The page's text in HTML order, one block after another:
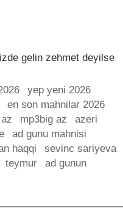
gelin zehmet deyilse
yep yeni 2026
en son mahnilar 2026
mp3big az
azeri
ad gunu mahnisi
haqqi
sevinc sariyeva
teymur
ad gunun